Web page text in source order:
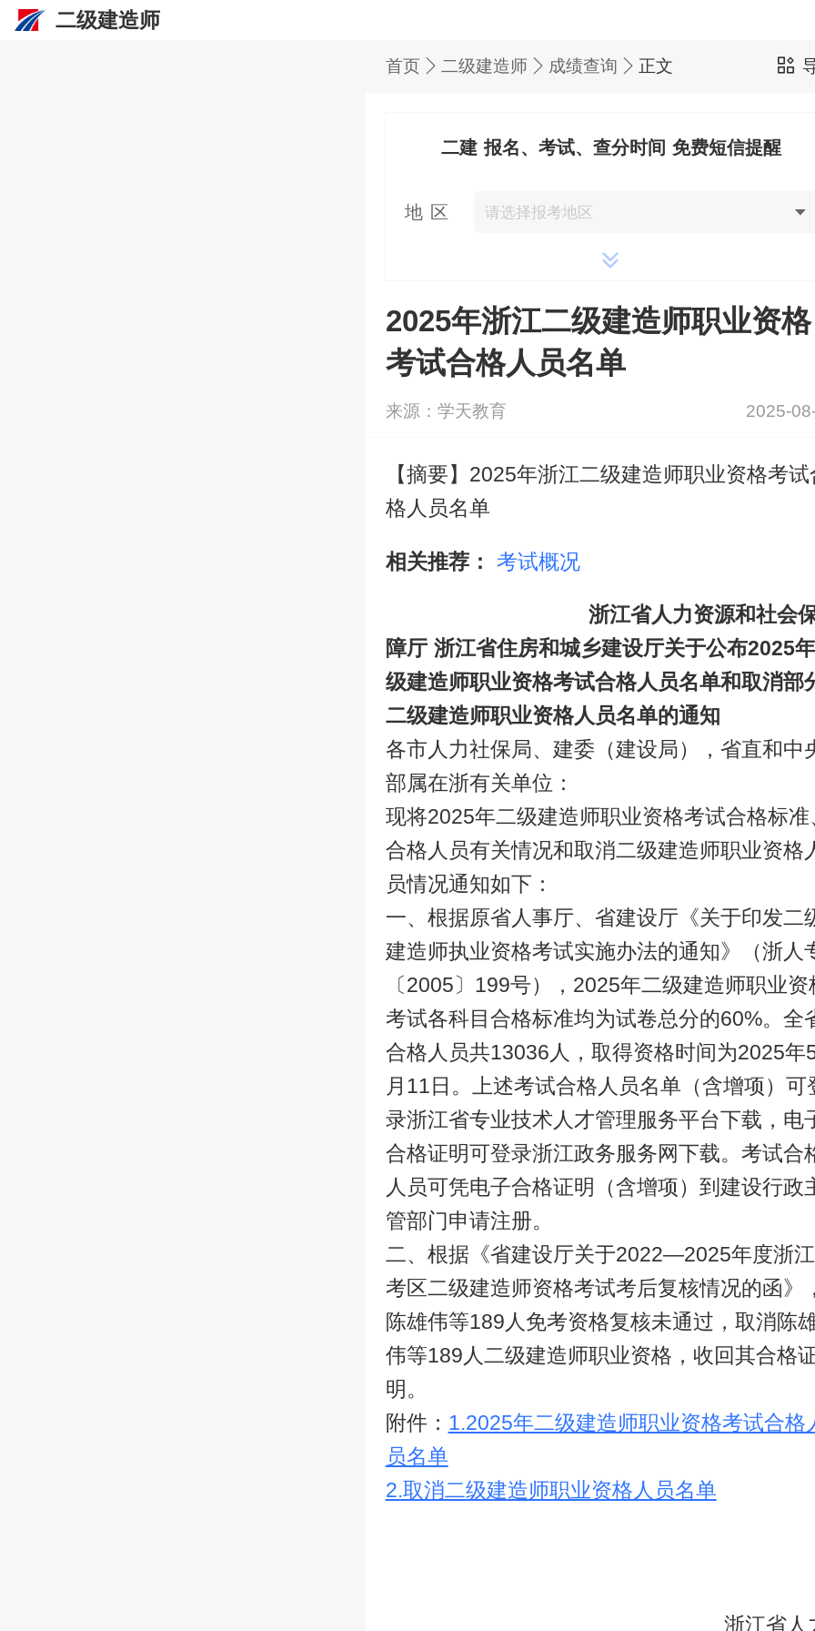
二级建造师
首页 二级建造师 成绩查询 正文
二建 报名、考试、查分时间 免费短信提醒
地 区
2025年浙江二级建造师职业资格
考试合格人员名单
来源：学天教育 2025-
【摘要】2025年浙江二级建造师职业资格考试
格人员名单
相关推荐： 考试概况
浙江省人力资源和社会
障厅 浙江省住房和城乡建设厅关于公布2025
级建造师职业资格考试合格人员名单和取消部
二级建造师职业资格人员名单的通知
各市人力社保局、建委（建设局），省直和中
部属在浙有关单位：
现将2025年二级建造师职业资格考试合格标准
合格人员有关情况和取消二级建造师职业资格
员情况通知如下：
一、根据原省人事厅、省建设厅《关于印发二
建造师执业资格考试实施办法的通知》（浙人
〔2005〕199号），2025年二级建造师职业资
考试各科目合格标准均为试卷总分的60%。全
合格人员共13036人，取得资格时间为2025年
月11日。上述考试合格人员名单（含增项）可
录浙江省专业技术人才管理服务平台下载，电
合格证明可登录浙江政务服务网下载。考试合
人员可凭电子合格证明（含增项）到建设行政
管部门申请注册。
二、根据《省建设厅关于2022—2025年度浙
考区二级建造师资格考试考后复核情况的函》，
陈雄伟等189人免考资格复核未通过，取消陈
伟等189人二级建造师职业资格，收回其合格
明。
附件： 1.2025年二级建造师职业资格考试合格
员名单
2.取消二级建造师职业资格人员名单
浙江省人